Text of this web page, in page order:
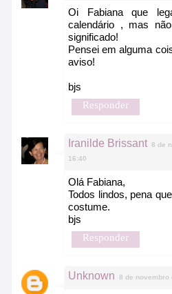
Oi Fabiana que
calendário , mas
significado!
Pensei em alguma
aviso!
bjs
Responder
Iranilde Brissant 8 de
16:40
Olá Fabiana,
Todos lindos, pena
costume.
bjs
Responder
Unknown 8 de novembro